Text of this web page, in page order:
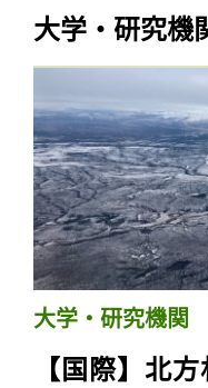
大学・研究機
大学・研究機関
【国際】北